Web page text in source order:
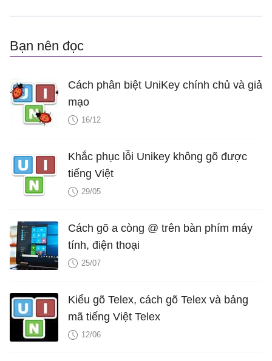
Bạn nên đọc
Cách phân biệt UniKey chính chủ và giả
mạo
16/12
Khắc phục lỗi Unikey không gõ được
tiếng Việt
29/05
Cách gõ a còng @ trên bàn phím máy
tính, điện thoại
25/07
Kiểu gõ Telex, cách gõ Telex và bảng
mã tiếng Việt Telex
12/06